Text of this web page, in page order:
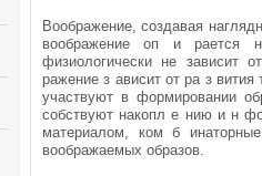
Воображение, создавая
воображение оп и рается
физиологически не зависит
ражение з ависит от ра з
участвуют в формировании
собствуют накопл е ­нию и н
материалом, ком б
воображаемых образов.